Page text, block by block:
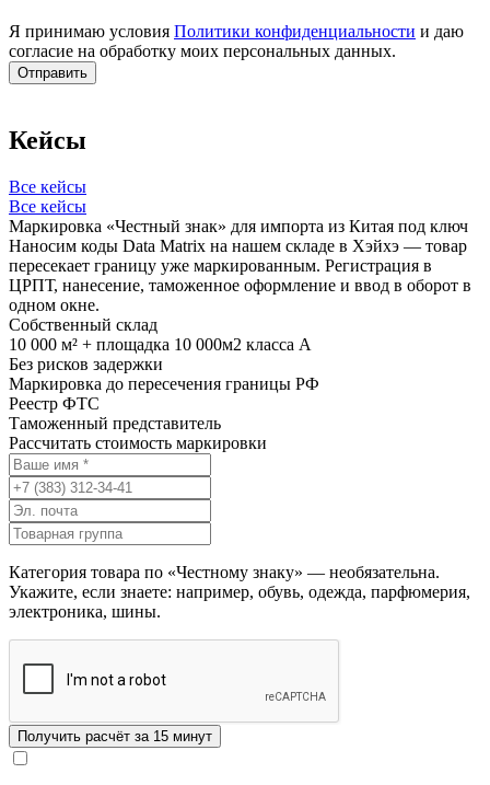
Я принимаю условия Политики конфиденциальности и даю
согласие на обработку моих персональных данных.
Кейсы
Все кейсы
Все кейсы
Маркировка «Честный знак» для импорта из Китая под ключ
Наносим коды Data Matrix на нашем складе в Хэйхэ — товар
пересекает границу уже маркированным. Регистрация в
ЦРПТ, нанесение, таможенное оформление и ввод в оборот в
одном окне.
Собственный склад
10 000 м² + площадка 10 000м2 класса А
Без рисков задержки
Маркировка до пересечения границы РФ
Реестр ФТС
Таможенный представитель
Рассчитать стоимость маркировки
Категория товара по «Честному знаку» — необязательна.
Укажите, если знаете: например, обувь, одежда, парфюмерия,
электроника, шины.